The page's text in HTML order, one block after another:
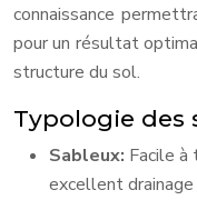
connaissance
pour un résultat
structure du sol.
Typologie des
Sableux: Facile à
excellent drainage